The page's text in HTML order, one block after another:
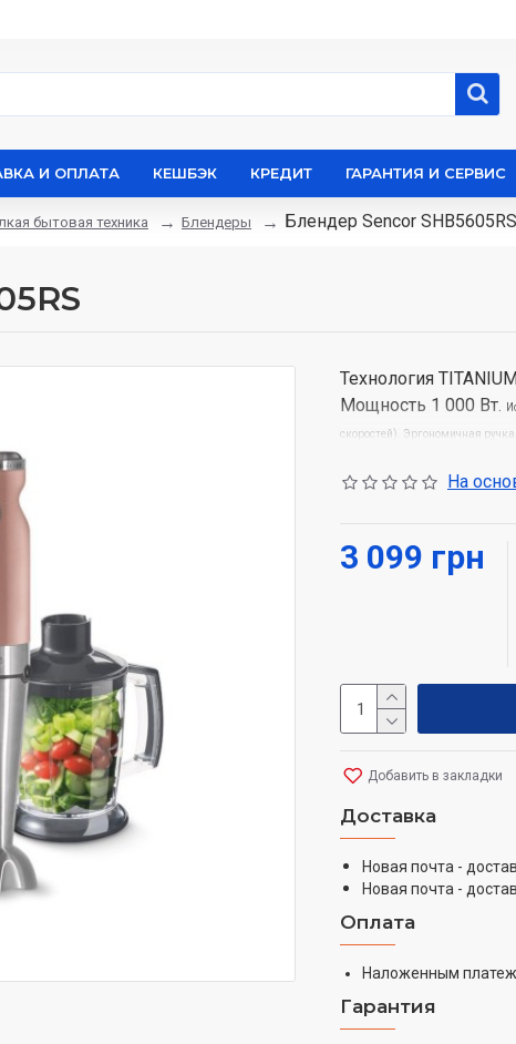
И ОПЛАТА КЕШБЭК КРЕДИТ ГАРАНТИЯ И СЕРВИС
бытовая техника Блендеры Блендер Sencor SHB5605RS
Технология
Мощность 1 000 Вт.
скоростей). Эргономичная ручка.
Принадлежности:
Емкость для
Кнопки для
На
3 099 грн
Добавить в закладки
Доставка
Новая почта -
Новая почта -
Оплата
Наложенным
Гарантия